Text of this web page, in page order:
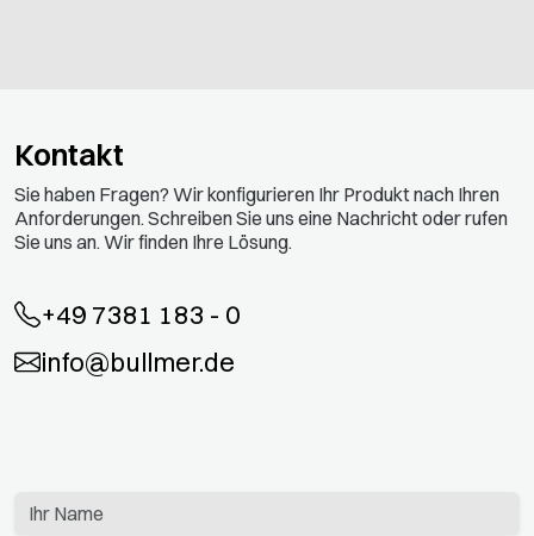
Kontakt
Sie haben Fragen? Wir konfigurieren Ihr Produkt nach Ihren
Anforderungen. Schreiben Sie uns eine Nachricht oder rufen
Sie uns an. Wir finden Ihre Lösung.
+49 7381 183 - 0
info@bullmer.de